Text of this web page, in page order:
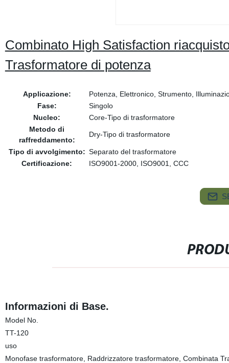
Combinato High Satisfaction
Trasformatore di potenza
Applicazione:
Potenza, Elettronico, Strumento,
Fase:
Singolo
Nucleo:
Core-Tipo di trasformatore
Metodo di
raffreddamento:
Dry-Tipo di trasformatore
Tipo di avvolgimento: Separato del trasformatore
Certificazione:
ISO9001-2000, ISO9001, CCC
Informazioni di Base.
Model No.
TT-120
uso
Monofase trasformatore, Raddrizzatore trasformatore, Combinata